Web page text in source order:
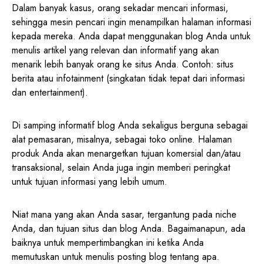
Dalam banyak kasus, orang sekadar mencari informasi,
sehingga mesin pencari ingin menampilkan halaman informasi
kepada mereka. Anda dapat menggunakan blog Anda untuk
menulis artikel yang relevan dan informatif yang akan
menarik lebih banyak orang ke situs Anda. Contoh: situs
berita atau infotainment (singkatan tidak tepat dari informasi
dan entertainment).
Di samping informatif blog Anda sekaligus berguna sebagai
alat pemasaran, misalnya, sebagai toko online. Halaman
produk Anda akan menargetkan tujuan komersial dan/atau
transaksional, selain Anda juga ingin memberi peringkat
untuk tujuan informasi yang lebih umum.
Niat mana yang akan Anda sasar, tergantung pada niche
Anda, dan tujuan situs dan blog Anda. Bagaimanapun, ada
baiknya untuk mempertimbangkan ini ketika Anda
memutuskan untuk menulis posting blog tentang apa.